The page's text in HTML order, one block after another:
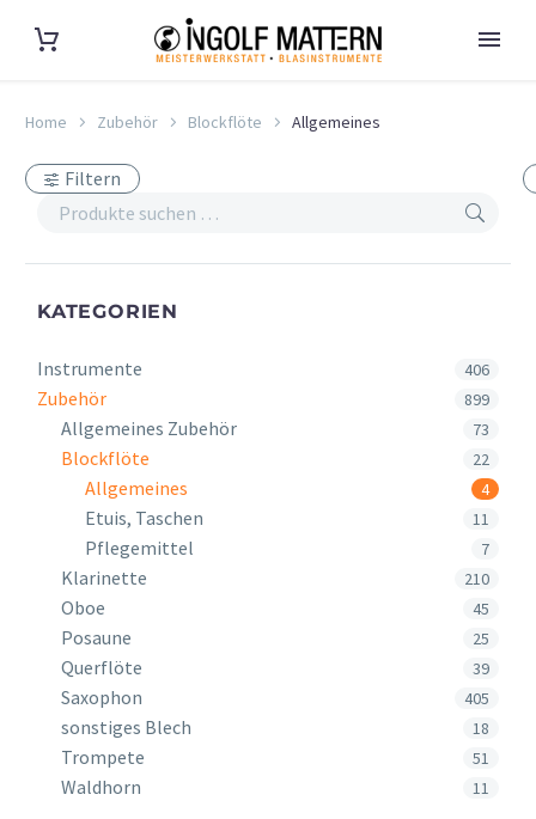
Home Zubehör Blockflöte Allgemeines
Filtern
KATEGORIEN
Instrumente 406
Zubehör 899
Allgemeines Zubehör 73
Blockflöte 22
Allgemeines 4
Etuis, Taschen 11
Pflegemittel 7
Klarinette 210
Oboe 45
Posaune 25
Querflöte 39
Saxophon 405
sonstiges Blech 18
Trompete 51
Waldhorn 11